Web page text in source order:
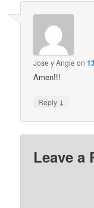
Jose y Angie on
Amen!!!
Reply ↓
Leave a